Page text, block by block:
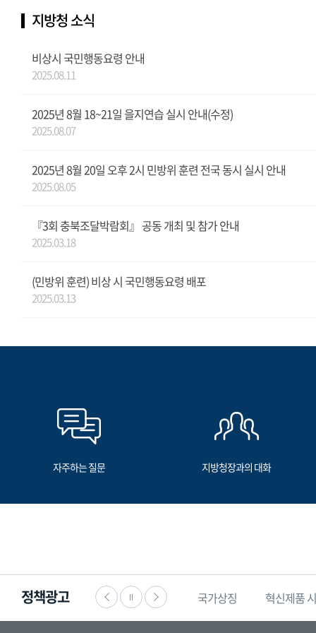
지방청 소식
비상시 국민행동요령 안내
2025.08.11
2025년 8월 18~21일 을지연습 실시 안내(수정)
2025.08.07
2025년 8월 20일 오후 2시 민방위 훈련 전국 동시 실시 안내
2025.08.05
『3회 충북조달박람회』 공동 개최 및 참가 안내
2025.03.18
(민방위 훈련) 비상 시 국민행동요령 배포
2025.03.13
자주하는 질문 지방청장과의 대화
정책광고
익신고 찾기쉬운 생활법령정보 국가상징 혁신제품